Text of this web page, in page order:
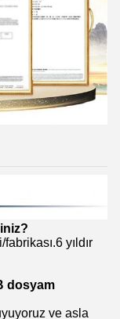
yıldır
dosyam
ve asla